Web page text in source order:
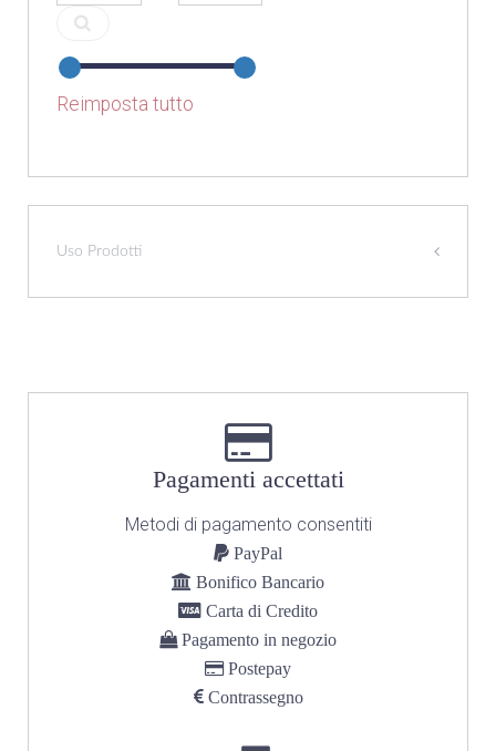
Reimposta tutto
Uso Prodotti
Pagamenti accettati
Metodi di pagamento consentiti
PayPal
Bonifico Bancario
Carta di Credito
Pagamento in negozio
Postepay
Contrassegno